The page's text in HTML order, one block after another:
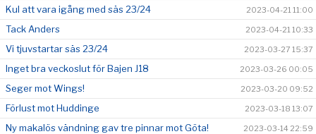
Kul att vara igång med säs 23/24 2023-04-21 11:00
Tack Anders 2023-04-21 10:33
Vi tjuvstartar säs 23/24 2023-03-27 15:37
Inget bra veckoslut för Bajen J18 2023-03-26 00:05
Seger mot Wings! 2023-03-20 09:52
Förlust mot Huddinge 2023-03-18 13:07
Ny makalös vändning gav tre pinnar mot Göta! 2023-03-14 22:59